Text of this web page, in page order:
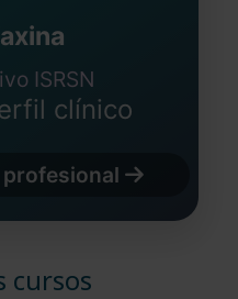
ISRSN
clínico
cursos